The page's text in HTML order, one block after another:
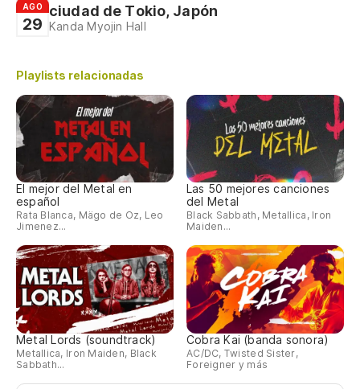
AGO
29
ciudad de Tokio, Japón
Kanda Myojin Hall
Playlists relacionadas
El mejor del Metal en
español
Rata Blanca, Mägo de Oz, Leo
Jimenez...
Las 50 mejores canciones
del Metal
Black Sabbath, Metallica, Iron
Maiden...
Metal Lords (soundtrack)
Metallica, Iron Maiden, Black
Sabbath...
Cobra Kai (banda sonora)
AC/DC, Twisted Sister,
Foreigner y más